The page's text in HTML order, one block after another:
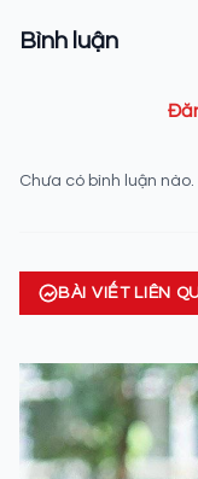
Bình luận
Chưa có bình luận nào.
BÀI VIẾT LIÊN